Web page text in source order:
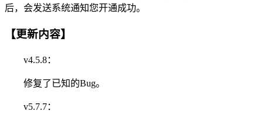
后，会发送系统通知您开通成功。
【更新内容】
v4.5.8：
修复了已知的Bug。
v5.7.7：